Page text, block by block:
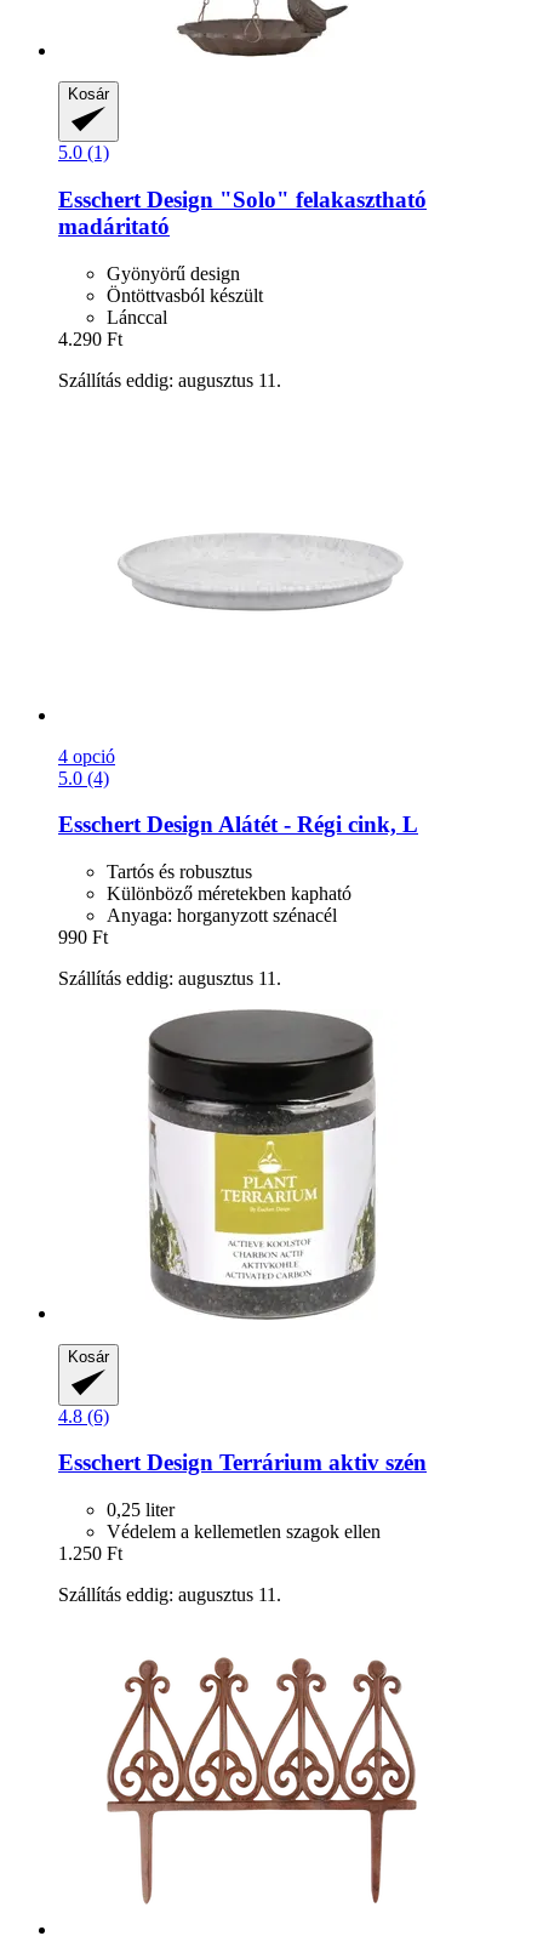
Kosár
5.0 (1)
Esschert Design "Solo" felakasztható
madáritató
Gyönyörű design
Öntöttvasból készült
Lánccal
4.290 Ft
Szállítás eddig: augusztus 11.
4 opció
5.0 (4)
Esschert DesignAlátét -​ Régi cink, L
Tartós és robusztus
Különböző méretekben kapható
Anyaga: horganyzott szénacél
990 Ft
Szállítás eddig: augusztus 11.
Kosár
4.8 (6)
Esschert Design Terrárium aktiv szén
0,25 liter
Védelem a kellemetlen szagok ellen
1.250 Ft
Szállítás eddig: augusztus 11.